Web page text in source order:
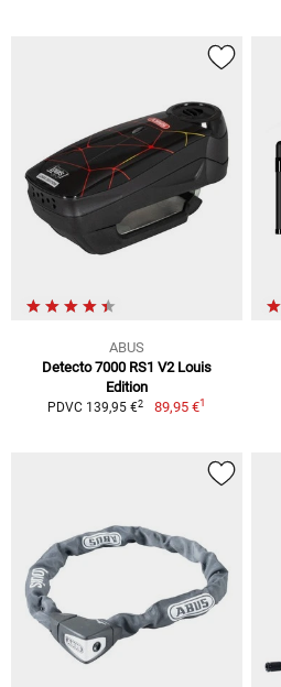
ABUS
Detecto 7000 RS1 V2 Louis
Edition
PDVC 139,95 €2 89,95 €1